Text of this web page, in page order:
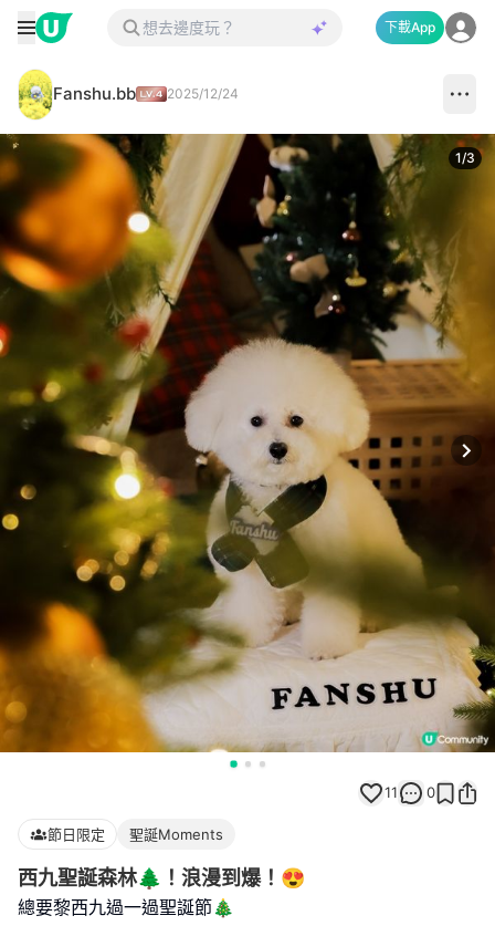
下載App
Fanshu.bb 2025/12/24
1/3
11 0
節日限定 聖誕Moments
西九聖誕森林🌲！浪漫到爆！😍
總要黎西九過一過聖誕節🎄